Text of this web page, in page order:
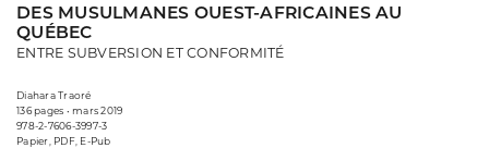
DES MUSULMANES OUEST-AFRICAINES AU
QUÉBEC
ENTRE SUBVERSION ET CONFORMITÉ
Diahara Traoré
136 pages • mars 2019
978-2-7606-3997-3
Papier, PDF, E-Pub